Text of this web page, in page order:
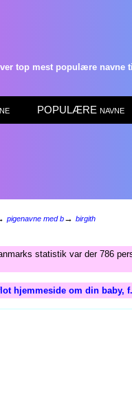
top mest populære navne
POPULÆRE navne
pigenavne med b→ birgith
statistik var der 786
hjemmeside om din baby,